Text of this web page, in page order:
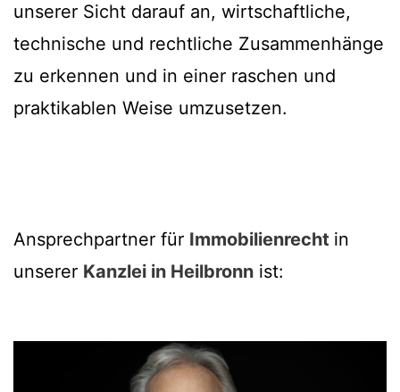
unserer Sicht darauf an, wirtschaftliche,
technische und rechtliche Zusammenhänge
zu erkennen und in einer raschen und
praktikablen Weise umzusetzen.
Ansprechpartner für Immobilienrecht in
unserer Kanzlei in Heilbronn ist: